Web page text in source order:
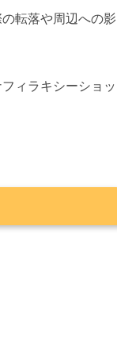
転落や周辺への影
ィラキシーショッ